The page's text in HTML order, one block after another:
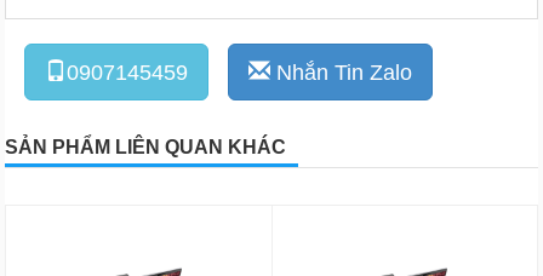
0907145459 Nhắn Tin Zalo
SẢN PHẨM LIÊN QUAN KHÁC